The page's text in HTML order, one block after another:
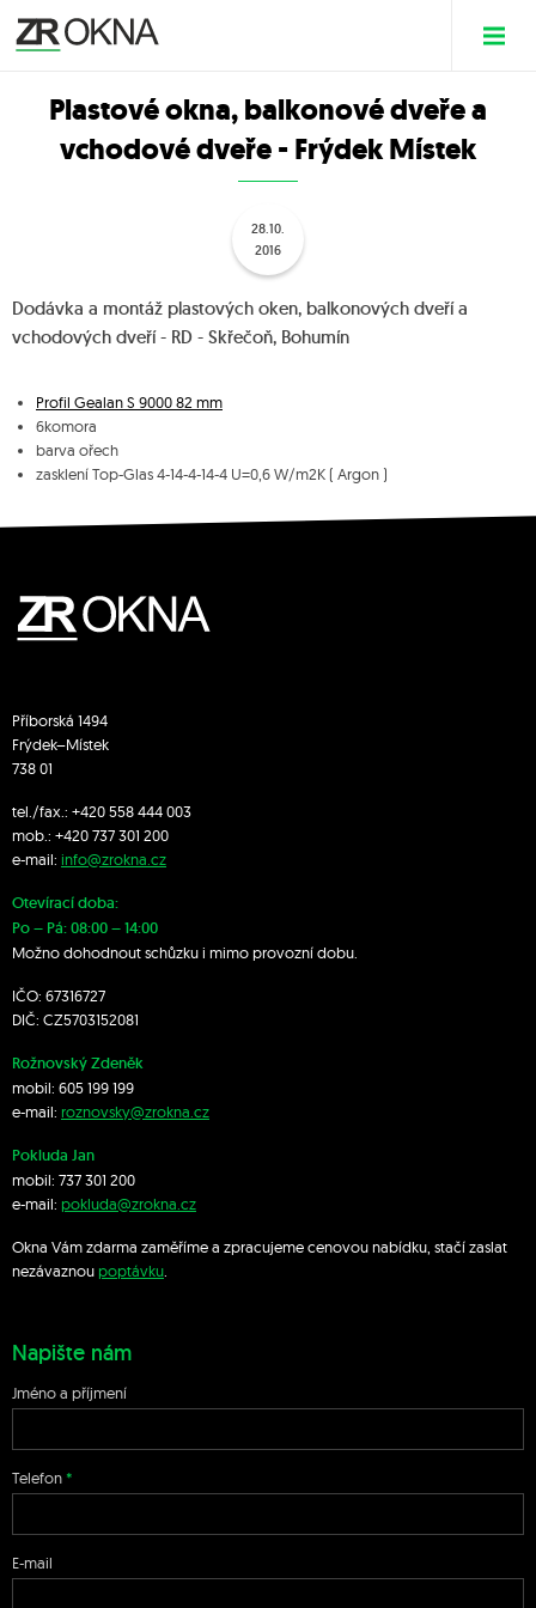
Plastové okna, balkonové dveře a
vchodové dveře - Frýdek Místek
28.10.
2016
Dodávka a montáž plastových oken, balkonových dveří a
vchodových dveří - RD - Skřečoň, Bohumín
Profil Gealan S 9000 82 mm
6komora
barva ořech
zasklení Top-Glas 4-14-4-14-4 U=0,6 W/m2K ( Argon )
Příborská 1494
Frýdek–Místek
738 01
tel./fax.: +420 558 444 003
mob.: +420 737 301 200
e-mail: info@zrokna.cz
Otevírací doba:
Po – Pá: 08:00 – 14:00
Možno dohodnout schůzku i mimo provozní dobu.
IČO: 67316727
DIČ: CZ5703152081
Rožnovský Zdeněk
mobil: 605 199 199
e-mail: roznovsky@zrokna.cz
Pokluda Jan
mobil: 737 301 200
e-mail: pokluda@zrokna.cz
Okna Vám zdarma zaměříme a zpracujeme cenovou nabídku, stačí zaslat
nezávaznoupoptávku
Napište nám
Jméno a příjmení
Telefon
E-mail